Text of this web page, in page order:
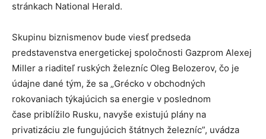
stránkach National Herald.
Skupinu biznismenov bude viesť predseda
predstavenstva energetickej spoločnosti Gazprom Alexej
Miller a riaditeľ ruských železníc Oleg Belozerov, čo je
údajne dané tým, že sa „Grécko v obchodných
rokovaniach týkajúcich sa energie v poslednom
čase priblížilo Rusku, navyše existujú plány na
privatizáciu zle fungujúcich štátnych železníc”, uvádza